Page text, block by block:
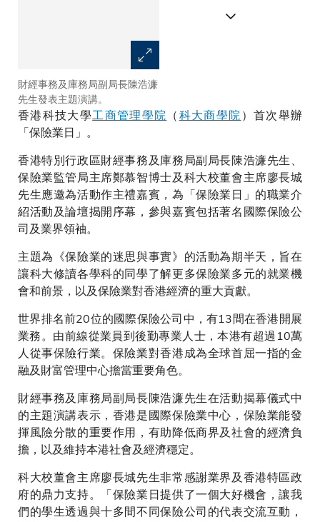
財經事務及庫務局副局長陳浩濂
先生發表主題演講。
三)；科大代表包括校董會主席
學拓展）林文怡教授(右一)、商
學院院長譚嘉因教授(左二)及商
學院執行總監（就業發展及企業
拓展）方慧思教授(左一)。
香港科技大學工商管理學院 （科大商學院 ）首次舉辦
「保險業日」。
香港特別行政區財經事務及庫務局副局長陳浩濂先生、
保險業監管局主席鄭慕智博士及科大校董會主席廖長城
先生應邀為活動作主禮嘉賓，為「保險業日」的職業介
紹活動及論壇揭開序幕，參與嘉賓包括著名國際保險公
司及業界領袖。
主題為《保險業的迷思與事實》的活動為期半天，旨在
讓科大修讀各學科的同學了解更多保險業多元的就業機
會和前景，以及保險業對香港經濟的重大貢獻。
世界排名前20位的國際保險公司中，有13間在香港開展
業務。由前線從業員到後勤專業人士，本港有超過10萬
人從事保險行業。保險業對香港成為全球首屈一指的金
融及財富管理中心擔當重要角色。
財經事務及庫務局副局長陳浩濂先生在活動揭幕儀式中
的主題演講表示，香港是國際保險業中心，保險業能發
揮風險分散的重要作用，有助降低商界及社會的經濟負
擔，以及維持本港社會及經濟穩定。
科大校董會主席廖長城先生非常感謝業界及香港特區政
府的鼎力支持。「保險業日提供了一個大好機會，讓我
們的學生透過與十多間不同保險公司的代表交流互動，